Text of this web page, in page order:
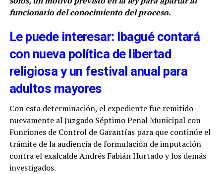
funcionario del conocimiento del proceso.
Le puede interesar: Ibagué contará
con nueva política de libertad
religiosa y un festival anual para
adultos mayores
Con esta determinación, el expediente fue remitido
nuevamente al Juzgado Séptimo Penal Municipal con
Funciones de Control de Garantías para que continúe el
trámite de la audiencia de formulación de imputación
contra el exalcalde Andrés Fabián Hurtado y los demás
investigados.